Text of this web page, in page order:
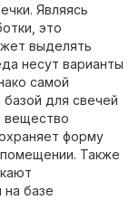
Являясь
это
выделять
несут варианты
самой
для свечей
вещество
форму
Также
на базе